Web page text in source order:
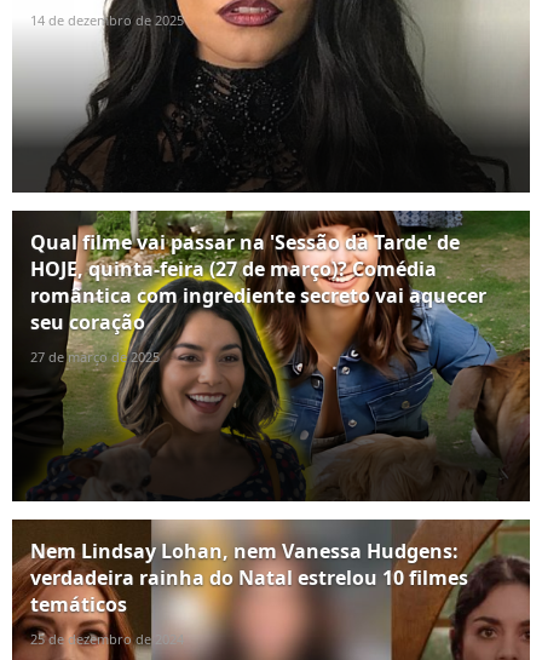
14 de dezembro de 2025
Qual filme vai passar na 'Sessão da Tarde' de
HOJE, quinta-feira (27 de março)? Comédia
romântica com ingrediente secreto vai aquecer
seu coração
27 de março de 2025
Nem Lindsay Lohan, nem Vanessa Hudgens:
verdadeira rainha do Natal estrelou 10 filmes
temáticos
25 de dezembro de 2024